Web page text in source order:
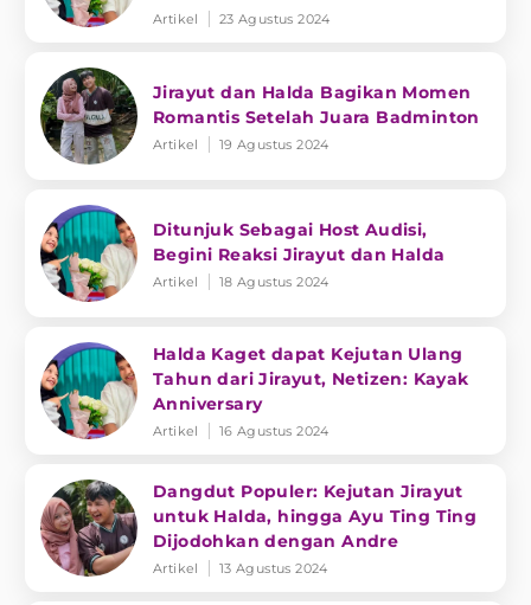
Artikel 23 Agustus 2024
Jirayut dan Halda Bagikan Momen
Romantis Setelah Juara Badminton
Artikel 19 Agustus 2024
Ditunjuk Sebagai Host Audisi,
Begini Reaksi Jirayut dan Halda
Artikel 18 Agustus 2024
Halda Kaget dapat Kejutan Ulang
Tahun dari Jirayut, Netizen: Kayak
Anniversary
Artikel 16 Agustus 2024
Dangdut Populer: Kejutan Jirayut
untuk Halda, hingga Ayu Ting Ting
Dijodohkan dengan Andre
Artikel 13 Agustus 2024